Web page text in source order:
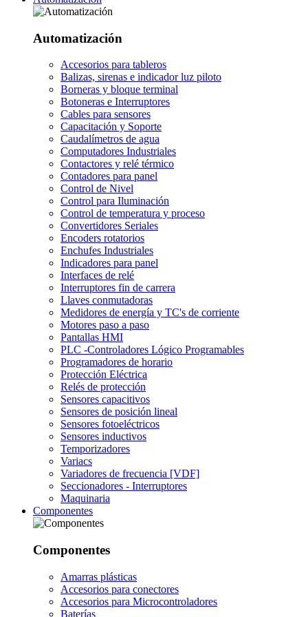
Automatización
Accesorios para tableros
Balizas, sirenas e indicador luz piloto
Borneras y bloque terminal
Botoneras e Interruptores
Cables para sensores
Capacitación y Soporte
Caudalímetros de agua
Computadores Industriales
Contactores y relé térmico
Contadores para panel
Control de Nivel
Control para Iluminación
Control de temperatura y proceso
Convertidores Seriales
Encoders rotatorios
Enchufes Industriales
Indicadores para panel
Interfaces de relé
Interruptores fin de carrera
Llaves conmutadoras
Medidores de energía y TC's de corriente
Motores paso a paso
Pantallas HMI
PLC -Controladores Lógico Programables
Programadores de horario
Protección Eléctrica
Relés de protección
Sensores capacitivos
Sensores de posición lineal
Sensores fotoeléctricos
Sensores inductivos
Temporizadores
Variacs
Variadores de frecuencia [VDF]
Seccionadores - Interruptores
Maquinaria
Componentes
Componentes
Amarras plásticas
Accesorios para conectores
Accesorios para Microcontroladores
Baterías